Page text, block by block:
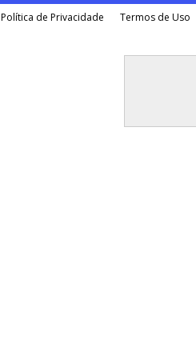
Política de Privacidade Termos de Uso